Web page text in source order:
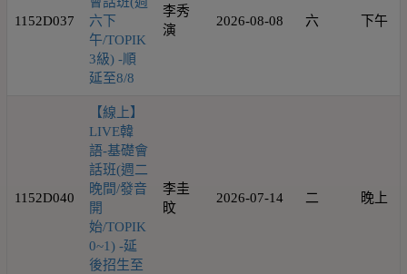
1152D037
六下
午/TOPIK
3級) -順
延至8/8
李秀
演
2026-08-08 六 下午
1152D040
【線上】
LIVE韓
語-基礎會
話班(週二
晚間/發音
開
始/TOPIK
0~1) -延
後招生至
李圭
旼
2026-07-14 二 晚上